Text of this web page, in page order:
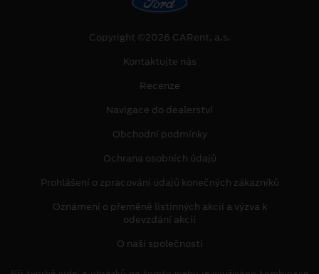
Copyright ©2026 CARent, a.s.
Kontaktujte nás
Recenze
Navigace do dealerství
Obchodní podmínky
Ochrana osobních údajů
Prohlášení o zpracování údajů konečných zákazníků
Oznámení o přeměně listinných akcií a výzva k
odevzdání akcií
O naší společnosti